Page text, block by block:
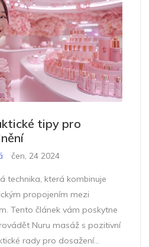
tipy pro
čen, 24 2024
technika, která kombinuje
propojením mezi
Tento článek vám poskytne
Nuru masáž s pozitivní
rady pro dosažení